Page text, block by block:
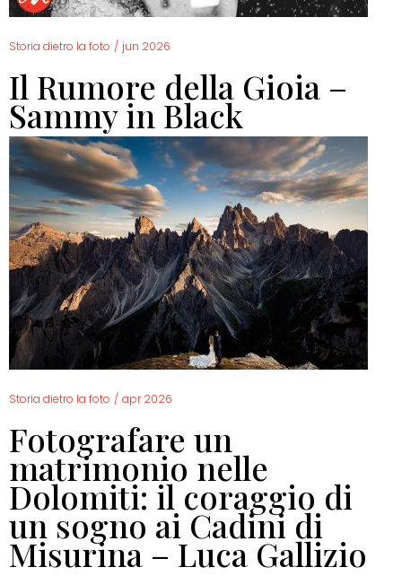
Storia dietro la foto / jun 2026
Il Rumore della Gioia –
Sammy in Black
Storia dietro la foto / apr 2026
Fotografare un
matrimonio nelle
Dolomiti: il coraggio di
un sogno ai Cadini di
Misurina – Luca Gallizio